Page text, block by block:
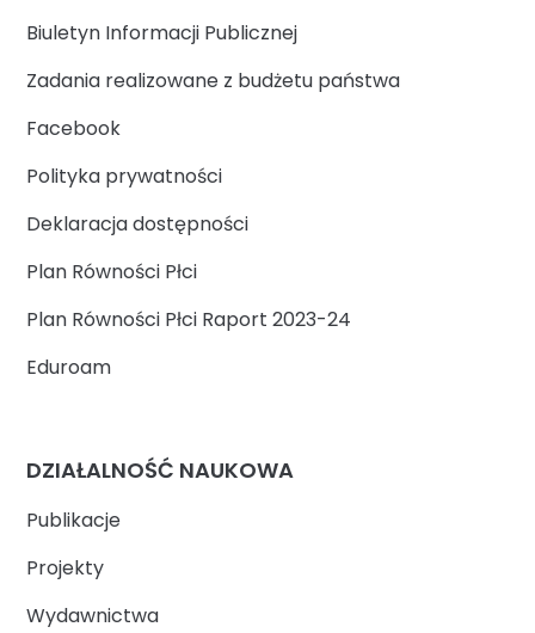
Biuletyn Informacji Publicznej
Zadania realizowane z budżetu państwa
Facebook
Polityka prywatności
Deklaracja dostępności
Plan Równości Płci
Plan Równości Płci Raport 2023-24
Eduroam
DZIAŁALNOŚĆ NAUKOWA
Publikacje
Projekty
Wydawnictwa